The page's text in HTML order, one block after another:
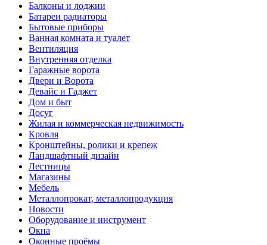
Балконы и лоджии
Батареи радиаторы‎
Бытовые приборы
Ванная комната и туалет
Вентиляция
Внутренняя отделка
Гаражные ворота
Двери и Ворота
Девайс и Гаджет
Дом и быт
Досуг
Жилая и коммерческая недвижимость
Кровля
Кронштейны, ролики и крепеж
Ландшафтный дизайн
Лестницы
Магазины
Мебель
Металлопрокат, металлопродукция
Новости
Оборудование и инструмент
Окна
Оконные проёмы